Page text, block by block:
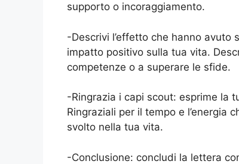
supporto o incoraggiamento.
-Descrivi l’effetto che hanno
impatto positivo sulla tua vita.
competenze o a superare le sfide.
-Ringrazia i capi scout: esprime la
Ringraziali per il tempo e l’energia
svolto nella tua vita.
-Conclusione: concludi la lettera